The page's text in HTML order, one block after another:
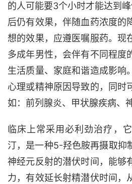
的人可能要3个小时才能达到
后仍有效果，伴随血药浓度的
想的效果，应遵医嘱服药。现
多成年男性，会伴有不同程度
生活质量、家庭和谐造成影响
心理或精神原因导致的，同时
如：前列腺炎、甲状腺疾病、
临床上常采用必利劲治疗，
汀，是一种5-羟色胺再摄取抑
神经元反射的潜伏时间，能够
力，有效延长射精潜伏时间，